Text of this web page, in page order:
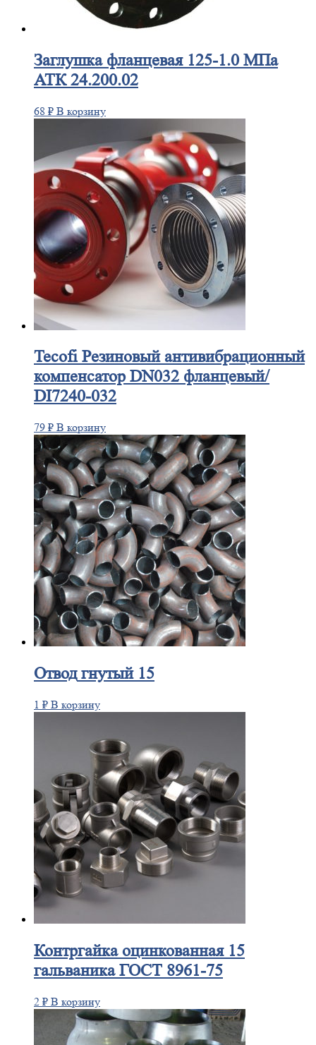
Заглушкафланцевая 125-1.0 МПа
АТК 24.200.02
68 ₽ В корзину
Tecofi Резиновый антивибрационный
компенсатор DN032 фланцевый/
DI7240-032
79 ₽ В корзину
Отводгнутый 15
1 ₽ В корзину
Контргайкаоцинкованная 15
гальваника ГОСТ 8961-75
2 ₽ В корзину